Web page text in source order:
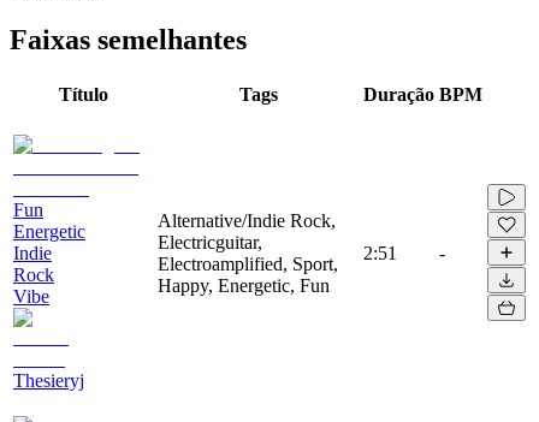
Faixas semelhantes
Título Tags Duração BPM
Fun
Energetic
Indie
Rock
Vibe
Thesieryj
Alternative/Indie Rock,
Electricguitar,
Electroamplified, Sport,
Happy, Energetic, Fun
2:51 -